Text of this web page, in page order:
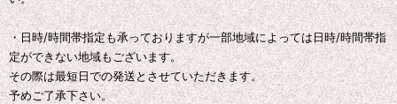
・日時/時間帯指定も承っておりますが一部地域によっては日時/時間帯指
定ができない地域もございます。
その際は最短日での発送とさせていただきます。
予めご了承下さい。